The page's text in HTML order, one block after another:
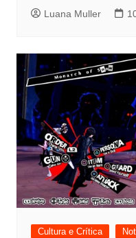
Luana Muller
Cultura e Crítica